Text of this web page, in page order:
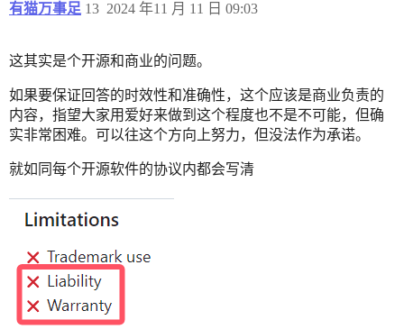
有猫万事足 2024 年11 月 11 日 09:03
13
这其实是个开源和商业的问题。
如果要保证回答的时效性和准确性，这个应该是商业负责的
内容，指望大家用爱好来做到这个程度也不是不可能，但确
实非常困难。可以往这个方向上努力，但没法作为承诺。
就如同每个开源软件的协议内都会写清